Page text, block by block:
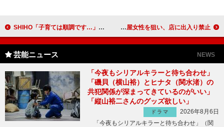
SHIHO「子育ては順調です…」 速水もこみちから花束のプレゼント ノンスタ井上「剛力彩芽を狙う」宣言 石田は居酒屋女性を狙い、店に出入り禁止
芸能ニュース NEWS
「今夜もシリアルキラーと待ち合わせ」
「磯貝（横山裕）とヒナタ（関水渚）の
共犯関係が深まってきているのがいい」
「縦山裕二さんのグッズ欲しい」
ドラマ
2026年8月6日
「今夜もシリアルキラーと待ち合わせ」（関